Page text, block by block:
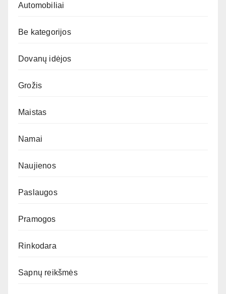
Automobiliai
Be kategorijos
Dovanų idėjos
Grožis
Maistas
Namai
Naujienos
Paslaugos
Pramogos
Rinkodara
Sapnų reikšmės